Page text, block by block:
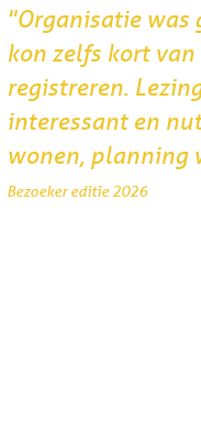
"Organisatie was
kon zelfs kort
registreren.
interessant en
wonen, planning
Bezoeker editie 2026